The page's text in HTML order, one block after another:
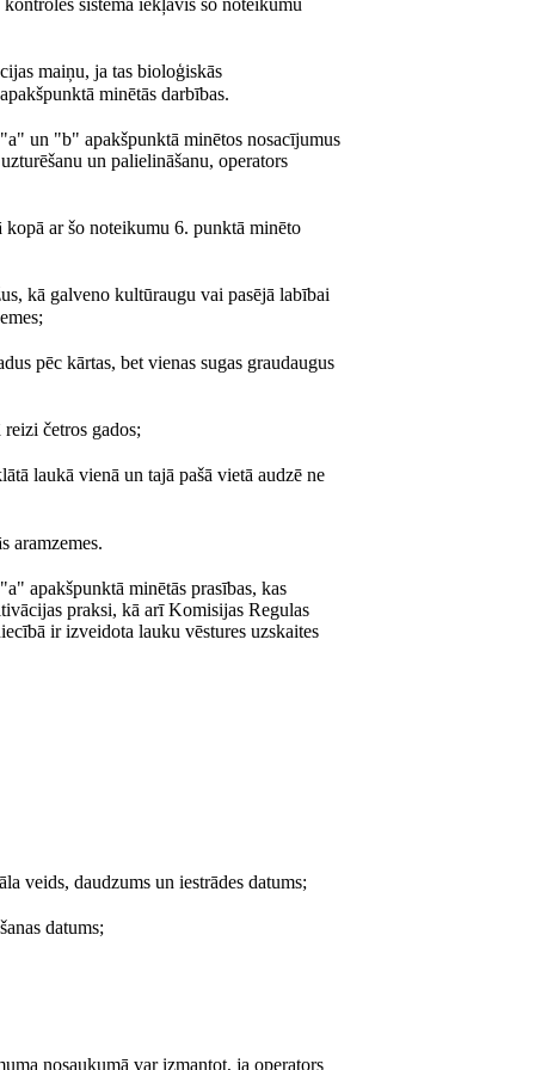
sistēmā iekļāvis šo noteikumu
maiņu, ja tas bioloģiskās
minētās darbības.
un "b" apakšpunktā minētos nosacījumus
un palielināšanu, operators
ar šo noteikumu 6. punktā minēto
kā galveno kultūraugu vai pasējā labībai
pēc kārtas, bet vienas sugas graudaugus
četros gados;
laukā vienā un tajā pašā vietā audzē ne
aramzemes.
apakšpunktā minētās prasības, kas
praksi, kā arī Komisijas Regulas
ir izveidota lauku vēstures uzskaites
veids, daudzums un iestrādes datums;
datums;
nosaukumā var izmantot, ja operators